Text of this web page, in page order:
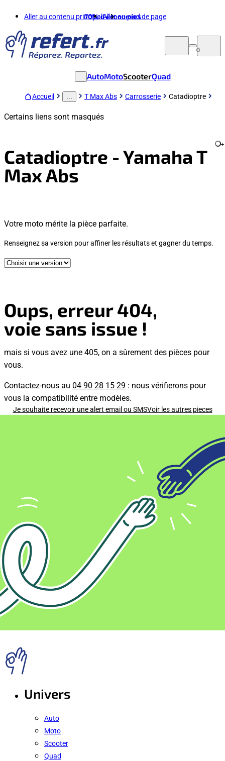
Aller au contenu principalAller au pied de page
70%d'économies
0
AutoMotoScooterQuad
Accueil T Max Abs Carrosserie Catadioptre
Certains liens sont masqués
Catadioptre - Yamaha T
Max Abs
+
Votre moto mérite la pièce parfaite.
Renseignez sa version pour affiner les résultats et gagner du temps.
Oups, erreur 404,
voie sans issue !
mais si vous avez une 405, on a sûrement des pièces pour
vous.
Contactez-nous au 04 90 28 15 29 : nous vérifierons pour
vous la compatibilité entre modèles.
Je souhaite recevoir une alert email ou SMSVoir les autres pieces
Univers
Auto
Moto
Scooter
Quad